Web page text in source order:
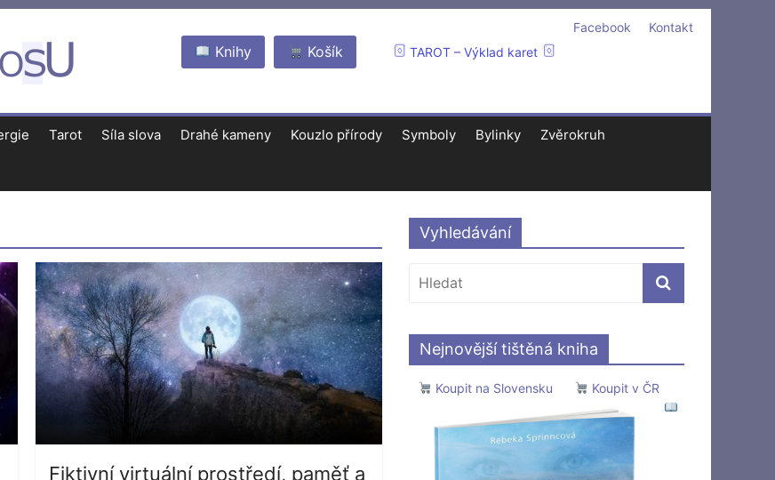
Kontakt
Facebook
TAROT – Výklad karet
Košík
Knihy
Tarot Síla slova Drahé kameny Kouzlo přírody Symboly Bylinky Zvěrokruh
Fiktivní virtuální prostředí, paměť a
Vyhledávání
Nejnovější tištěná kniha
Koupit na Slovensku Koupit v ČR